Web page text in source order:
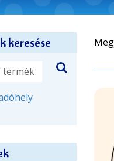
keresése